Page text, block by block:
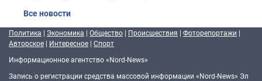
Все новости
Политика | Экономика | Общество | Происшествия | Фоторепортажи |
Авторское | Интересное | Спорт
Информационное агентство «Nord-News»
Запись о регистрации средства массовой информации «Nord-News» Эл